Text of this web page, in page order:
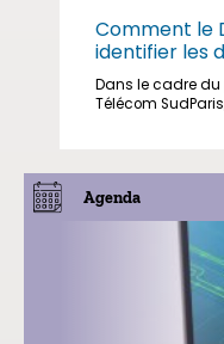
Comment le
identifier les
Dans le cadre
Télécom
Agenda